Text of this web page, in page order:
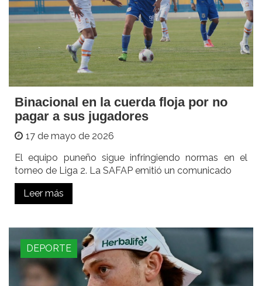
Binacional en la cuerda floja por no
pagar a sus jugadores
17 de mayo de 2026
El equipo puneño sigue infringiendo normas en el
torneo de Liga 2. La SAFAP emitió un comunicado
Leer más
DEPORTE